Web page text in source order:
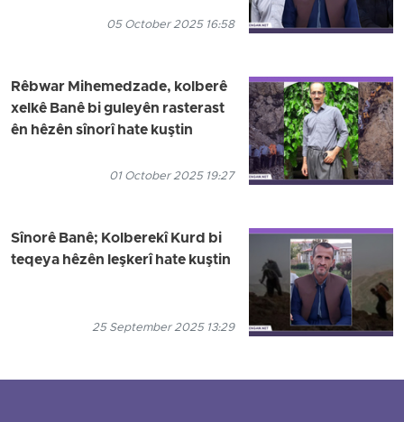
05 October 2025 16:58
Rêbwar Mihemedzade, kolberê
xelkê Banê bi guleyên rasterast
ên hêzên sînorî hate kuştin
01 October 2025 19:27
Sînorê Banê; Kolberekî Kurd bi
teqeya hêzên leşkerî hate kuştin
25 September 2025 13:29